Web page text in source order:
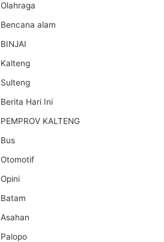
Olahraga
Bencana alam
BINJAI
Kalteng
Sulteng
Berita Hari Ini
PEMPROV KALTENG
Bus
Otomotif
Opini
Batam
Asahan
Palopo